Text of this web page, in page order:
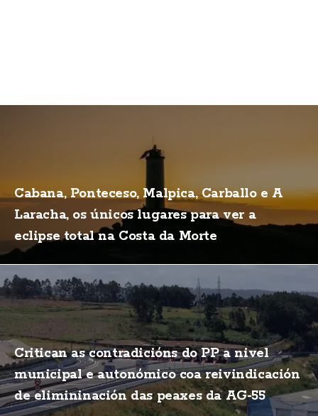
Cabana, Ponteceso, Malpica, Carballo e A
Laracha, os únicos lugares para ver a
eclipse total na Costa da Morte
Critican as contradicións do PP a nivel
municipal e autonómico coa reivindicación
de elimininación das peaxes da AG-55